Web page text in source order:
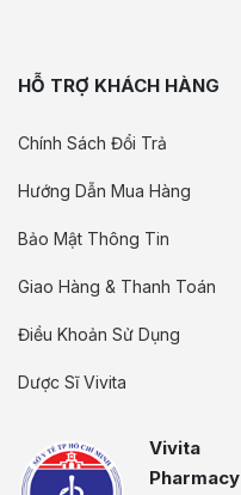
HỖ TRỢ KHÁCH HÀNG
Chính Sách Đổi Trả
Hướng Dẫn Mua Hàng
Bảo Mật Thông Tin
Giao Hàng & Thanh Toán
Điều Khoản Sử Dụng
Dược Sĩ Vivita
Vivita
Pharmacy